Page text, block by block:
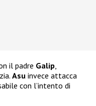
il padre Galip,
Asu invece attacca
con l’intento di